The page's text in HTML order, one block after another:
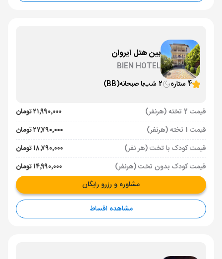
بین هتل ایروان
BIEN HOTEL
4 ستاره
2 شب با صبحانه(BB)
قیمت 2 تخته (هرنفر)
۲۱٬۹۹۰٬۰۰۰ تومان
قیمت 1 تخته (هرنفر)
۲۷٬۷۹۰٬۰۰۰ تومان
قیمت کودک با تخت (هر نفر)
۱۸٬۷۹۰٬۰۰۰ تومان
قیمت کودک بدون تخت (هرنفر)
۱۴٬۹۹۰٬۰۰۰ تومان
مشاوره و رزرو رایگان
مشاهده اقساط